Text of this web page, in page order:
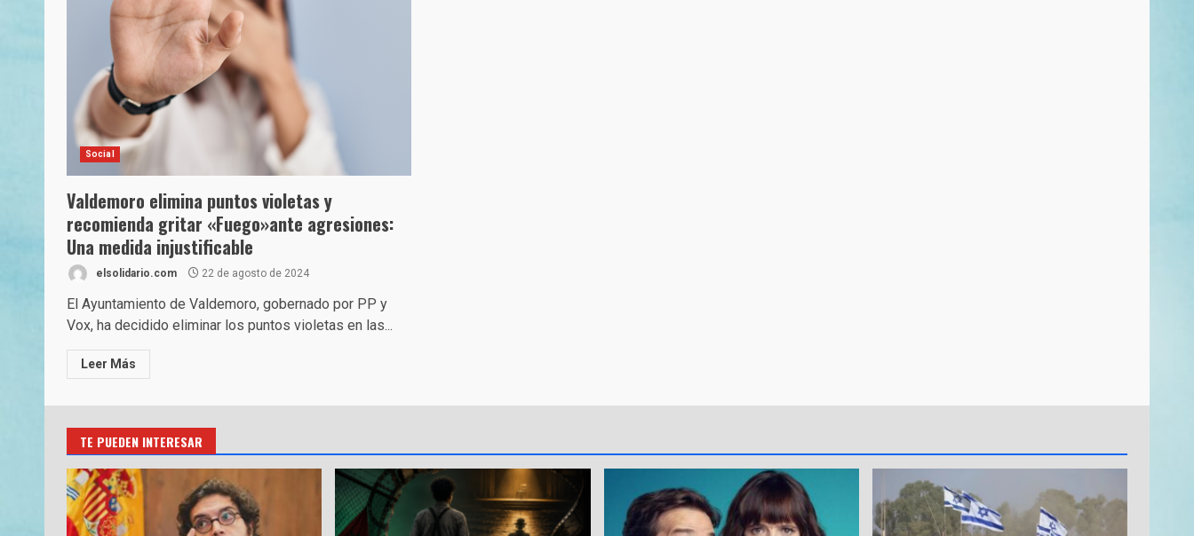
Social
Valdemoro elimina puntos violetas y
recomienda gritar «Fuego»ante agresiones:
Una medida injustificable
elsolidario.com 22 de agosto de 2024
El Ayuntamiento de Valdemoro, gobernado por PP y
Vox, ha decidido eliminar los puntos violetas en las...
Leer Más
TE PUEDEN INTERESAR